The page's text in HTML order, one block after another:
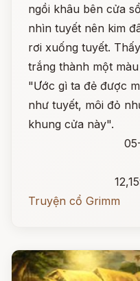
ngồi khâu bên cửa
nhìn tuyết nên kim
rơi xuống tuyết.
trắng thành một
"Ước gì ta đẻ được
như tuyết, môi đỏ
khung cửa này".
Truyện cổ Grimm